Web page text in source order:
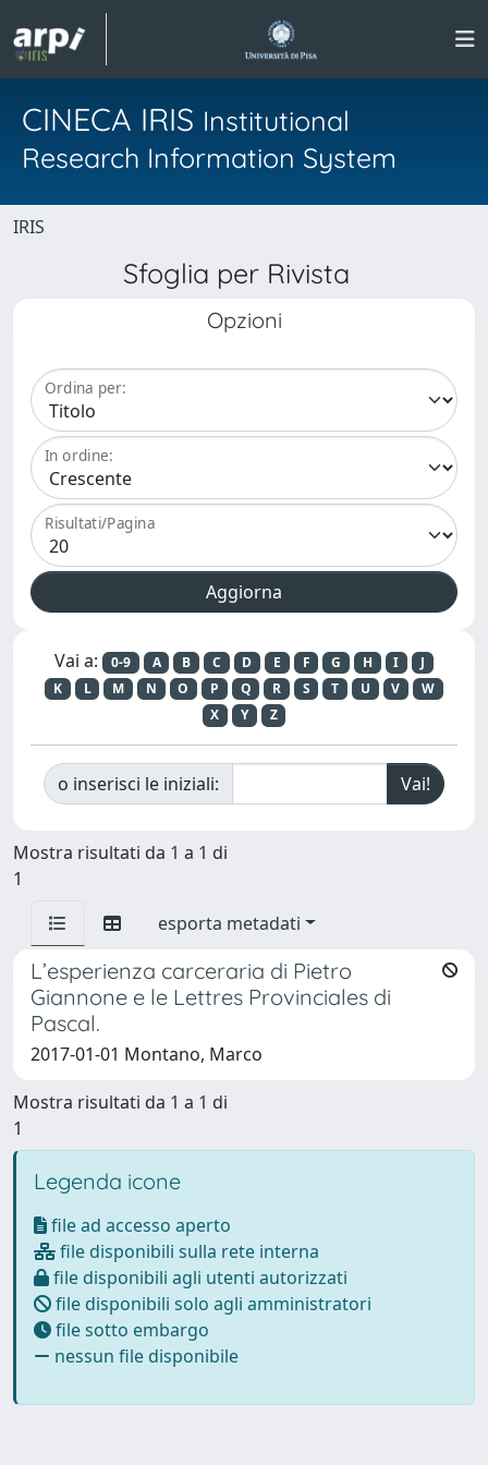
CINECA IRIS Institutional
Research Information System
IRIS
Sfoglia per Rivista
Opzioni
Ordina per:
In ordine:
Risultati/Pagina
Vai a: 0-9 A B C D E F G H I
J
K
L M N O P Q R S T U V
W
X
Y Z
o inserisci le iniziali:
Mostra risultati da 1 a 1 di
1
esporta metadati
L’esperienza carceraria di Pietro
Giannone e le Lettres Provinciales di
Pascal.
2017-01-01 Montano, Marco
Mostra risultati da 1 a 1 di
1
Legenda icone
file ad accesso aperto
file disponibili sulla rete interna
file disponibili agli utenti autorizzati
file disponibili solo agli amministratori
file sotto embargo
nessun file disponibile